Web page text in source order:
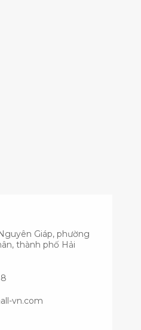
Giáp, phường
thành phố Hải
vn.com